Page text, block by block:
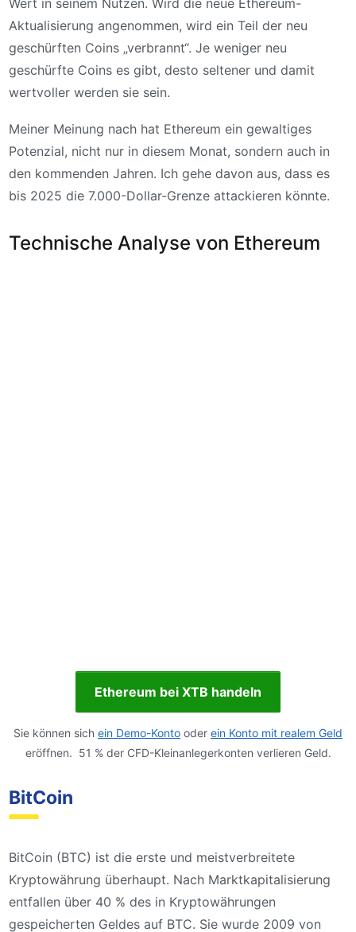
Wert in seinem Nutzen. Wird die neue Ethereum-
Aktualisierung angenommen, wird ein Teil der neu
geschürften Coins „verbrannt“. Je weniger neu
geschürfte Coins es gibt, desto seltener und damit
wertvoller werden sie sein.
Meiner Meinung nach hat Ethereum ein gewaltiges
Potenzial, nicht nur in diesem Monat, sondern auch in
den kommenden Jahren. Ich gehe davon aus, dass es
bis 2025 die 7.000-Dollar-Grenze attackieren könnte.
Technische Analyse von Ethereum
Ethereum bei XTB handeln
Sie können sich ein Demo-Konto oder ein Konto mit realem Geld
eröffnen. 51 % der CFD-Kleinanlegerkonten verlieren Geld.
BitCoin
BitCoin (BTC) ist die erste und meistverbreitete
Kryptowährung überhaupt. Nach Marktkapitalisierung
entfallen über 40 % des in Kryptowährungen
gespeicherten Geldes auf BTC. Sie wurde 2009 von